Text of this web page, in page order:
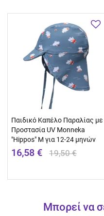
Παιδικό Καπέλο Παραλίας με
Προστασία UV Monneka
"Hippos" M για 12-24 μηνών
16,58 € 19,50 €
Μπορεί να